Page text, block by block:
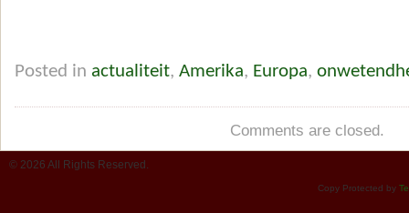
Posted in actualiteit, Amerika, Europa,
Comments are closed.
© 2026 All Rights Reserved.
Copy Protected by